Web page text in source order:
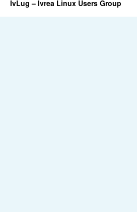
IvLug – Ivrea Linux Users Group